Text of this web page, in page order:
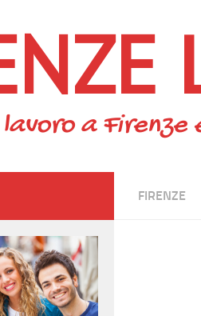
a Firenze
FIRENZE